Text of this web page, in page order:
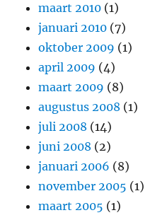
maart 2010 (1)
januari 2010 (7)
oktober 2009 (1)
april 2009 (4)
maart 2009 (8)
augustus 2008 (1)
juli 2008 (14)
juni 2008 (2)
januari 2006 (8)
november 2005 (1)
maart 2005 (1)